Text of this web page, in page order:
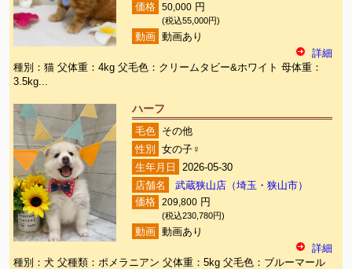
価格 50,000 円
(税込55,000円)
動画 動画あり
詳細
種別：猫 父体重：4kg 父毛色：クリームタビー&ホワイト 母体重：
3.5kg...
ハーフ
毛色
その他
性別
女の子♀
生年月日
2026-05-30
店舗名
武蔵狭山店（埼玉・狭山市）
価格 209,800 円
(税込230,780円)
動画
動画あり
詳細
種別：犬 父種類：ポメラニアン 父体重：5kg 父毛色：ブルーマール